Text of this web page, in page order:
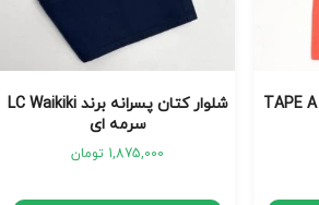
تیشرت بچه گانه پسرانه TAPE A
شلوار کتان پسرانه برند LC Waikiki
سرمه ای
1,875,000 تومان